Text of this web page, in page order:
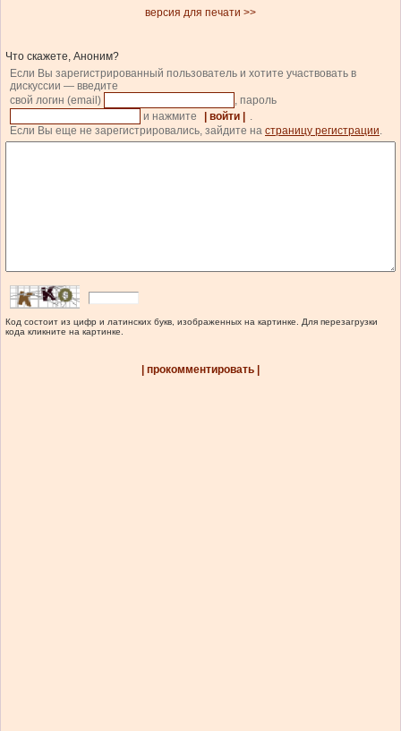
версия для печати >>
Что скажете, Аноним?
Если Вы зарегистрированный пользователь и хотите участвовать в
дискуссии — введите
свой логин (email)
, пароль
и нажмите
| войти |
.
Если Вы еще не зарегистрировались, зайдите на страницу регистрации.
Код состоит из цифр и латинских букв, изображенных на картинке. Для перезагрузки
кода кликните на картинке.
| прокомментировать |